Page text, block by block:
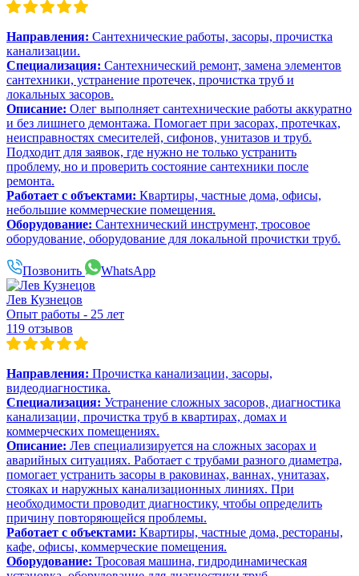
Направления: Сантехнические работы, засоры, прочистка
канализации.
Специализация: Сантехнический ремонт, замена элементов
сантехники, устранение протечек, прочистка труб и
локальных засоров.
Описание: Олег выполняет сантехнические работы аккуратно
и без лишнего демонтажа. Помогает при засорах, протечках,
неисправностях смесителей, сифонов, унитазов и труб.
Подходит для заявок, где нужно не только устранить
проблему, но и проверить состояние сантехники после
ремонта.
Работает с объектами: Квартиры, частные дома, офисы,
небольшие коммерческие помещения.
Оборудование: Сантехнический инструмент, тросовое
оборудование, оборудование для локальной прочистки труб.
Позвонить WhatsApp
Лев Кузнецов
Опыт работы - 25 лет
119 отзывов
Направления: Прочистка канализации, засоры,
видеодиагностика.
Специализация: Устранение сложных засоров, диагностика
канализации, прочистка труб в квартирах, домах и
коммерческих помещениях.
Описание: Лев специализируется на сложных засорах и
аварийных ситуациях. Работает с трубами разного диаметра,
помогает устранить засоры в раковинах, ваннах, унитазах,
стояках и наружных канализационных линиях. При
необходимости проводит диагностику, чтобы определить
причину повторяющейся проблемы.
Работает с объектами: Квартиры, частные дома, рестораны,
кафе, офисы, коммерческие помещения.
Оборудование: Тросовая машина, гидродинамическая